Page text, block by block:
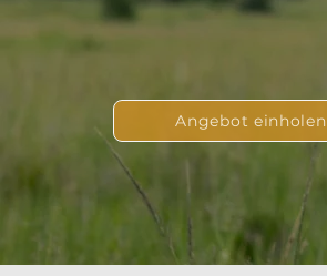
Angebot einholen